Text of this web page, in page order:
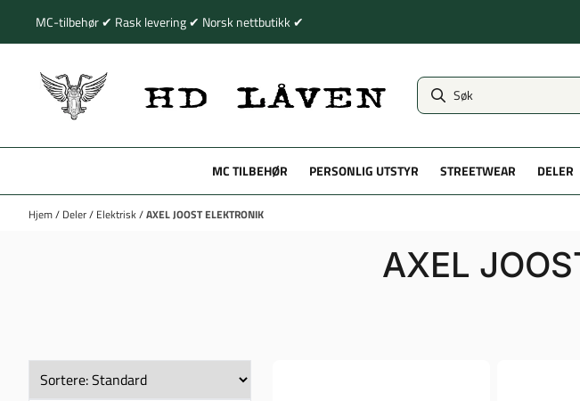
Hopp til innhold
MC-tilbehør ✔ Rask levering ✔ Norsk nettbutikk ✔
MC TILBEHØR PERSONLIG UTSTYR STREETWEAR DELER
Hjem/ Deler/ Elektrisk/AXEL JOOST ELEKTRONIK
AXEL